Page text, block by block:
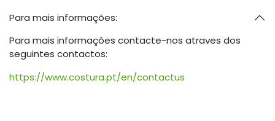
Para mais informações:
Para mais informações contacte-nos atraves dos
seguintes contactos:
https://www.costura.pt/en/contactus